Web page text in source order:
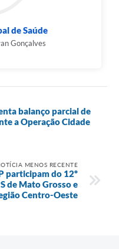
de Saúde
Gonçalves
balanço parcial de
a Operação Cidade
MENOS RECENTE
participam do 12º
de Mato Grosso e
Centro-Oeste